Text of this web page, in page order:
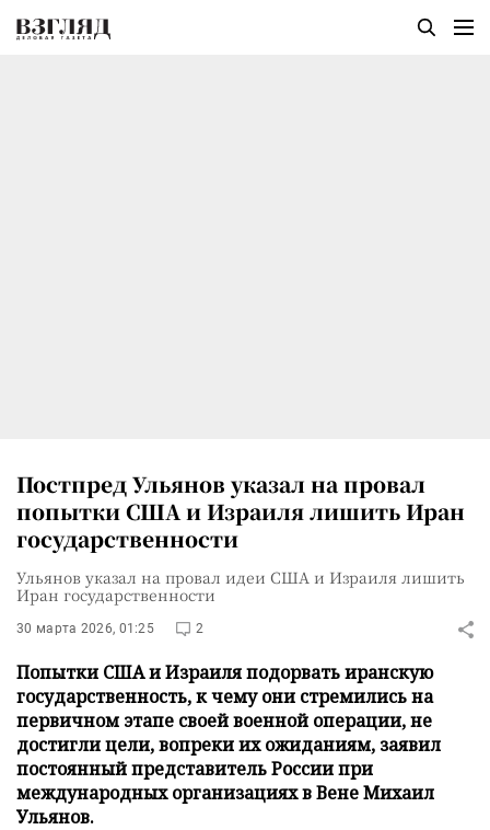
Постпред Ульянов указал на провал
попытки США и Израиля лишить Иран
государственности
Ульянов указал на провал идеи США и Израиля лишить
Иран государственности
30 марта 2026, 01:25 2
Попытки США и Израиля подорвать иранскую
государственность, к чему они стремились на
первичном этапе своей военной операции, не
достигли цели, вопреки их ожиданиям, заявил
постоянный представитель России при
международных организациях в Вене Михаил
Ульянов.